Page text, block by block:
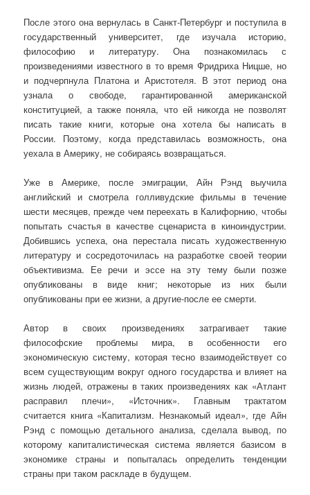
После этого она вернулась в Санкт-Петербург и поступила в
государственный университет, где изучала историю,
философию и литературу. Она познакомилась с
произведениями известного в то время Фридриха Ницше, но
и подчерпнула Платона и Аристотеля. В этот период она
узнала о свободе, гарантированной американской
конституцией, а также поняла, что ей никогда не позволят
писать такие книги, которые она хотела бы написать в
России. Поэтому, когда представилась возможность, она
уехала в Америку, не собираясь возвращаться.
Уже в Америке, после эмиграции, Айн Рэнд выучила
английский и смотрела голливудские фильмы в течение
шести месяцев, прежде чем переехать в Калифорнию, чтобы
попытать счастья в качестве сценариста в киноиндустрии.
Добившись успеха, она перестала писать художественную
литературу и сосредоточилась на разработке своей теории
объективизма. Ее речи и эссе на эту тему были позже
опубликованы в виде книг; некоторые из них были
опубликованы при ее жизни, а другие-после ее смерти.
Автор в своих произведениях затрагивает такие
философские проблемы мира, в особенности его
экономическую систему, которая тесно взаимодействует со
всем существующим вокруг одного государства и влияет на
жизнь людей, отражены в таких произведениях как «Атлант
расправил плечи», «Источник». Главным трактатом
считается книга «Капитализм. Незнакомый идеал», где Айн
Рэнд с помощью детального анализа, сделала вывод, по
которому капиталистическая система является базисом в
экономике страны и попыталась определить тенденции
страны при таком раскладе в будущем.